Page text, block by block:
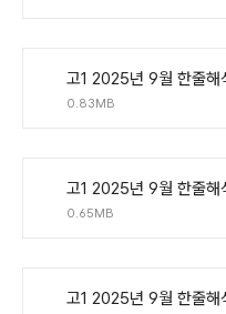
0.83MB
0.65MB